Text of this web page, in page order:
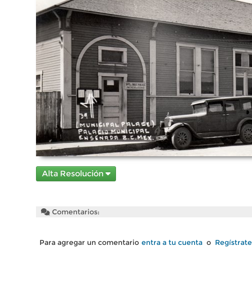
Alta Resolución
Comentarios:
Para agregar un comentario entra a tu cuenta o Regístrate